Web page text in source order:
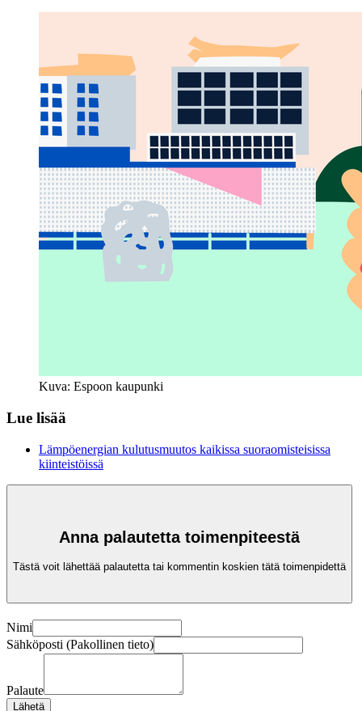
Kuva: Espoon kaupunki
Lue lisää
Lämpöenergian kulutusmuutos kaikissa suoraomisteisissa
kiinteistöissä
Anna palautetta toimenpiteestä
Tästä voit lähettää palautetta tai kommentin koskien tätä toimenpidettä
Nimi
Sähköposti (Pakollinen tieto)
Palaute
Lähetä